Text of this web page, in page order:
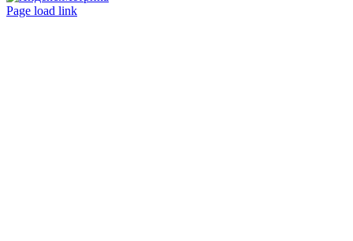
Вконтакте
Одноклассники
Page load link